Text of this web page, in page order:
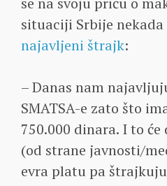
situaciji Srbije
najavljeni štrajk:
– Danas nam
SMATSA-e zato što
750.000 dinara. I to
(od strane javnosti/
evra platu pa